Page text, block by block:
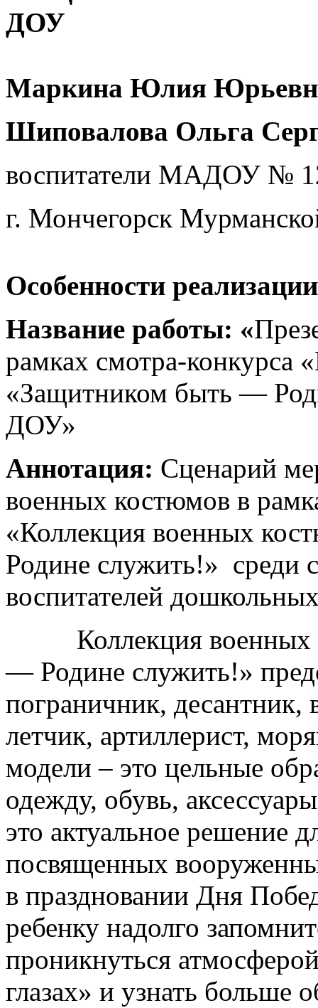
ДОУ
Маркина Юлия
Шиповалова Ольга
воспитатели МАДОУ №
г. Мончегорск
Особенности
Название работы: «
рамках смотра-конкурса
«Защитником быть —
ДОУ»
Аннотация: Сценарий
военных костюмов в
«Коллекция военных
Родине служить!» среди
воспитателей
Коллекция военных
— Родине служить!»
пограничник, десантник,
летчик, артиллерист,
модели – это цельные
одежду, обувь,
это актуальное решение
посвященных
в праздновании Дня
ребенку надолго
проникнуться
глазах» и узнать больше